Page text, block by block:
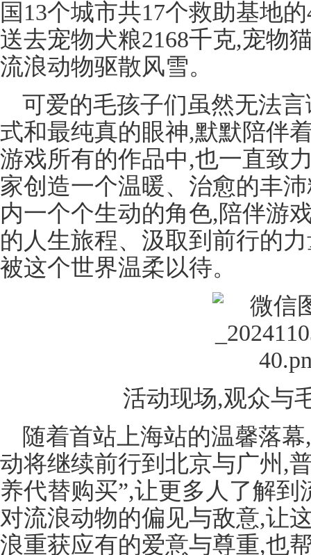
国13个城市共17个救助基地
送去宠物犬粮2168千克,宠物
流浪动物驱散风雪。
可爱的毛孩子们虽然无法
式和最纯真的眼神,默默陪伴
游戏所有的作品中,也一直致
家创造一个温暖、治愈的丰
内一个个生动的角色,陪伴游
的人生旅程、汲取到前行的
被这个世界温柔以待。
活动现场,观众与
随着首站上海站的温馨落
动将继续前行到北京与广州,
养代替购买”,让更多人了解
对流浪动物的偏见与敌意,让
浪重获应有的爱意与尊重,也